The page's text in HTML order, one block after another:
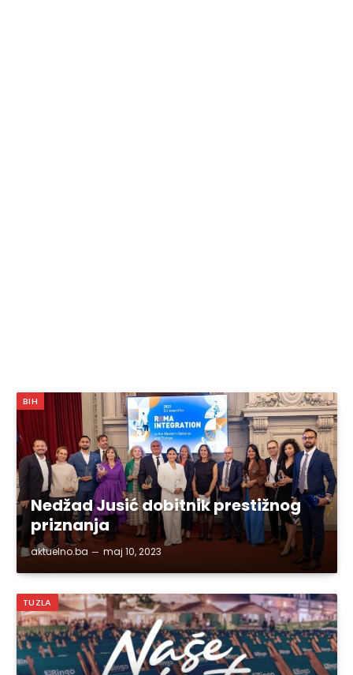
BIH
Nedžad Jusić dobitnik prestižnog
priznanja
aktuelno.ba maj 10, 2023
TUZLA